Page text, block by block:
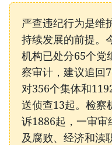
严查违纪行为是维
持续发展的前提。
机构已处分65个党
察审计，建议追回
对356个集体和
送侦查13起。检察
诉1886起，一审
及腐败、经济和渎